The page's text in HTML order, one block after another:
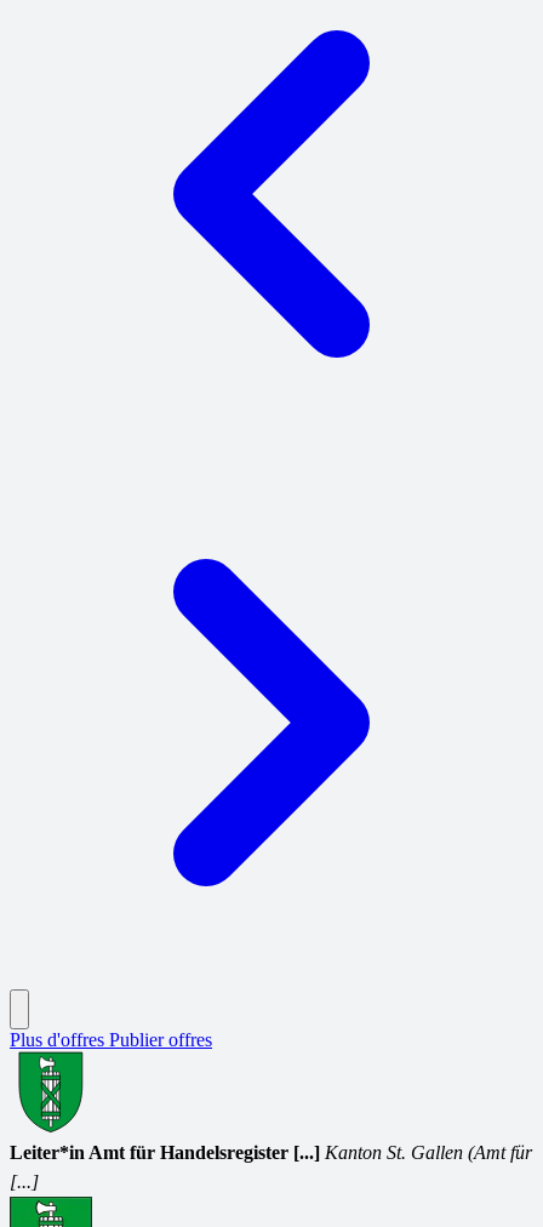
Plus d'offres Publier offres
Leiter*in Amt für Handelsregister [...] Kanton St. Gallen (Amt für
[...]